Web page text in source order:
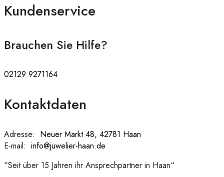
Kundenservice
Brauchen Sie Hilfe?
02129 9271164
Kontaktdaten
Adresse: Neuer Markt 48, 42781 Haan
E-mail: info@juwelier-haan.de
“Seit über 15 Jahren ihr Ansprechpartner in Haan“